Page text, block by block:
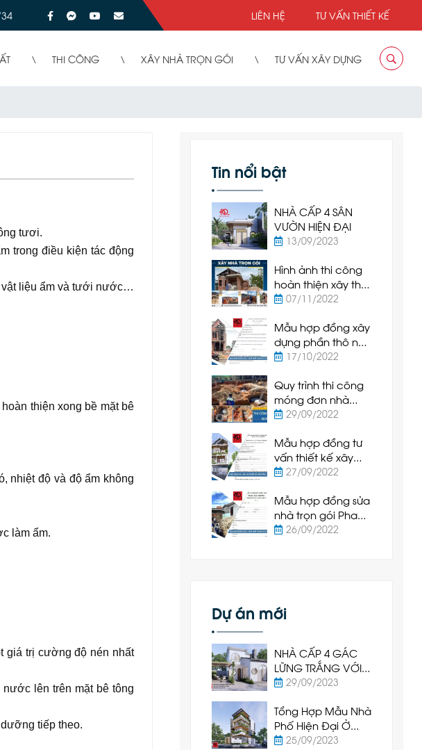
LIÊN HỆ TƯ VẤN THIẾT KẾ
THI CÔNG XÂY NHÀ TRỌN GÓI TƯ VẤN XÂY DỰNG
tươi.
trong điều kiện tác động
vật liệu ẩm và tưới nước…
thiện xong bề mặt bê
nhiệt độ và độ ẩm không
làm ẩm.
giá trị cường độ nén nhất
lên trên mặt bê tông
tiếp theo.
Tin nổi bật
NHÀ CẤP 4 SÂN
VƯỜN HIỆN ĐẠI
13/09/2023
Hình ảnh thi công
hoàn thiện xây thô
nhà cấp 4 tại Hàm
07/11/2022
Mẫu hợp đồng xây
dựng phần thô nhà
ở Phan Thiết
17/10/2022
Quy trình thi công
móng đơn nhà
cấp 4 tại Phan
29/09/2022
Mẫu hợp đồng tư
vấn thiết kế xây
dựng Phan Thiết
27/09/2022
Mẫu hợp đồng sửa
nhà trọn gói Phan
Thiết 2022 mới nhất
26/09/2022
Dự án mới
NHÀ CẤP 4 GÁC
LỮNG TRẮNG VỚI
CỬA VÒM TRÒN -
VỜI
29/09/2023
Tổng Hợp Mẫu Nhà
Phố Hiện Đại Ở
Phan Thiết - Bình
25/09/2023